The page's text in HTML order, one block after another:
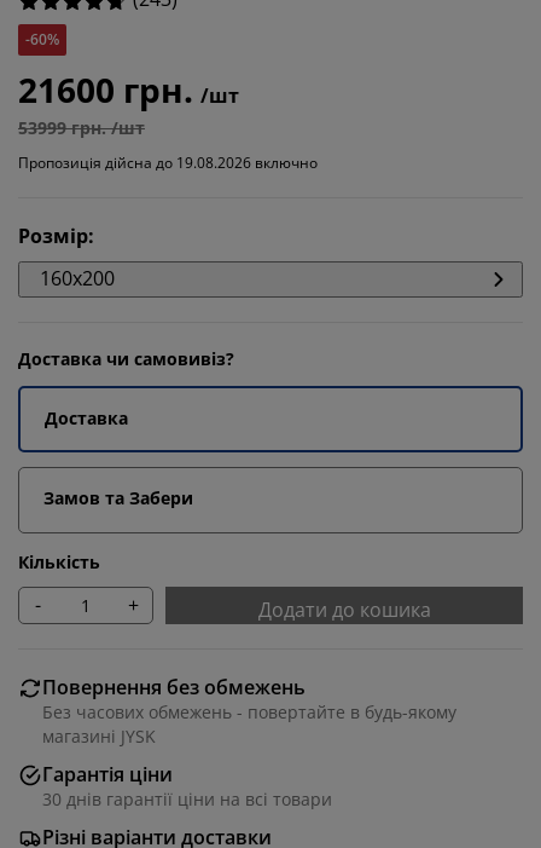
-60%
21600 грн. /шт
53999 грн. /шт
Пропозиція дійсна до 19.08.2026 включно
Розмір:
160x200
Доставка чи самовивіз?
Доставка
Замов та Забери
Кількість
- + Додати до кошика
Повернення без обмежень
Без часових обмежень - повертайте в будь-якому
магазині JYSK
Гарантія ціни
30 днів гарантії ціни на всі товари
Різні варіанти доставки